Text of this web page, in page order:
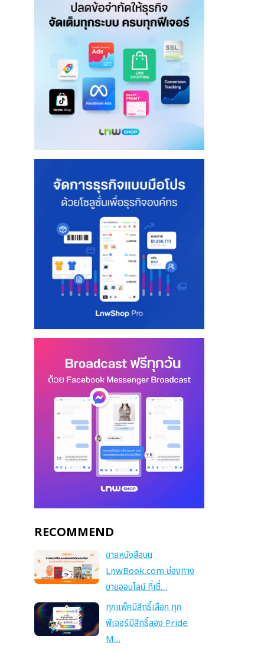
RECOMMEND
ขายหนังสือบน
LnwBook.com ช่องทาง
ขายออนไลน์ ที่เชื่…
ทุกแพ็คมีสิทธิ์เลือก ทุก
ฟีเจอร์มีสิทธิ์ลอง Pride
M…